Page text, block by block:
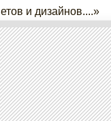
и дизайнов....»